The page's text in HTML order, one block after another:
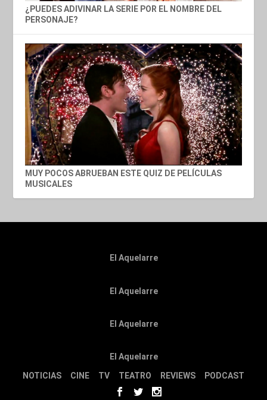
¿PUEDES ADIVINAR LA SERIE POR EL NOMBRE DEL
PERSONAJE?
MUY POCOS ABRUEBAN ESTE QUIZ DE PELÍCULAS
MUSICALES
El Aquelarre
El Aquelarre
El Aquelarre
El Aquelarre
NOTICIAS
CINE TV TEATRO REVIEWS PODCAST